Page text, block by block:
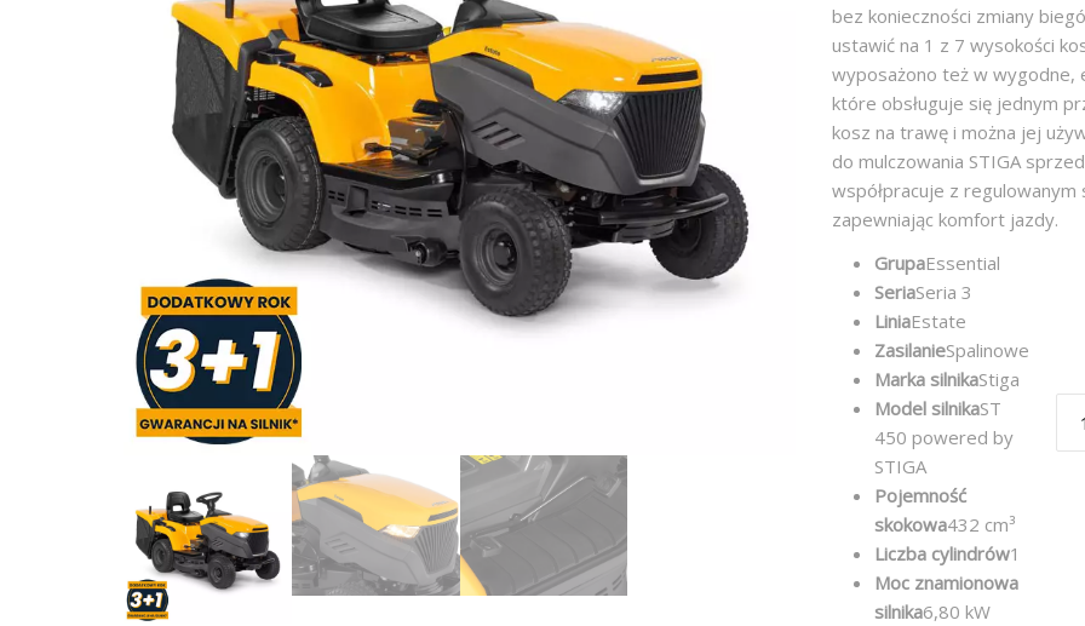
bez konieczności zmiany
ustawić na 1 z 7 wysokości
wyposażono też w wygodne,
które obsługuje się jednym
kosz na trawę i można jej
do mulczowania STIGA
współpracuje z regulowanym
zapewniając komfort jazdy.
GrupaEssential
SeriaSeria 3
LiniaEstate
ZasilanieSpalinowe
Marka silnikaStiga
Model silnikaST
450 powered by
STIGA
Pojemność
skokowa432 cm³
Liczba cylindrów1
Moc znamionowa
silnika6,80 kW